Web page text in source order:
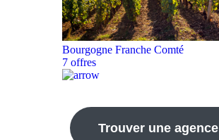
Bourgogne Franche Comté
7 offres
Trouver une agence